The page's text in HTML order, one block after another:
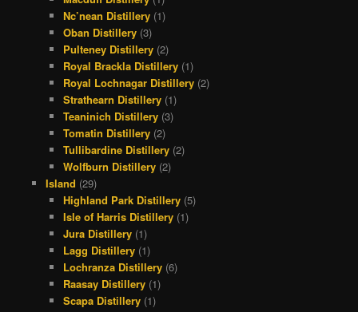
Nc’nean Distillery (1)
Oban Distillery (3)
Pulteney Distillery (2)
Royal Brackla Distillery (1)
Royal Lochnagar Distillery (2)
Strathearn Distillery (1)
Teaninich Distillery (3)
Tomatin Distillery (2)
Tullibardine Distillery (2)
Wolfburn Distillery (2)
Island (29)
Highland Park Distillery (5)
Isle of Harris Distillery (1)
Jura Distillery (1)
Lagg Distillery (1)
Lochranza Distillery (6)
Raasay Distillery (1)
Scapa Distillery (1)